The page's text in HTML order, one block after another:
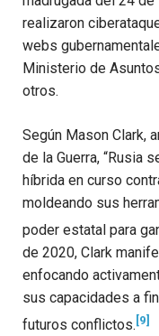
realizaron
webs
Ministerio de
otros.
Según Mason Clark,
de la Guerra, “Rusia
híbrida en curso
moldeando sus
poder estatal para
de 2020, Clark
enfocando
sus capacidades a
futuros conflictos. [9]